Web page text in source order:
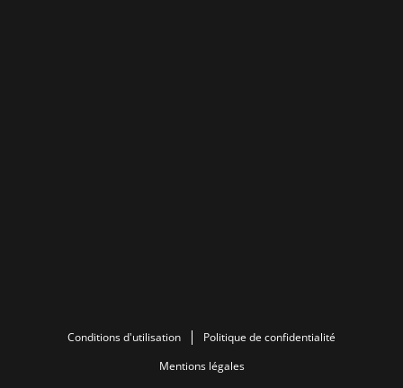
Conditions d'utilisation
Politique de confidentialité
Mentions légales